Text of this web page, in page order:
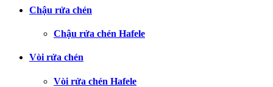
Chậu rửa chén
Chậu rửa chén Hafele
Vòi rửa chén
Vòi rửa chén Hafele